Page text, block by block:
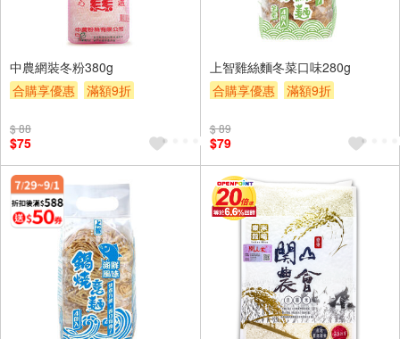
中農網裝冬粉380g
合購享優惠
滿額9折
$ 88
$75
上智雞絲麵冬菜口味280g
合購享優惠
滿額9折
$ 89
$79